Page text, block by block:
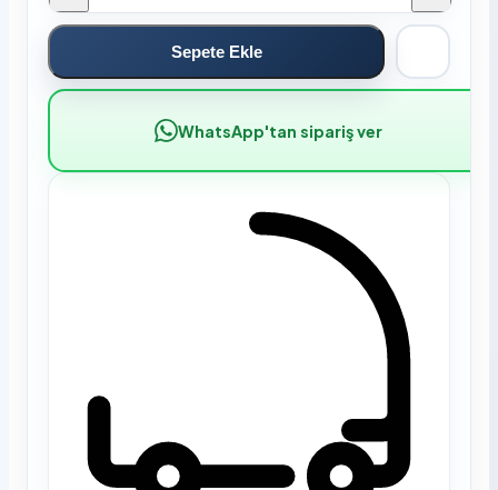
Sepete Ekle
WhatsApp'tan sipariş ver